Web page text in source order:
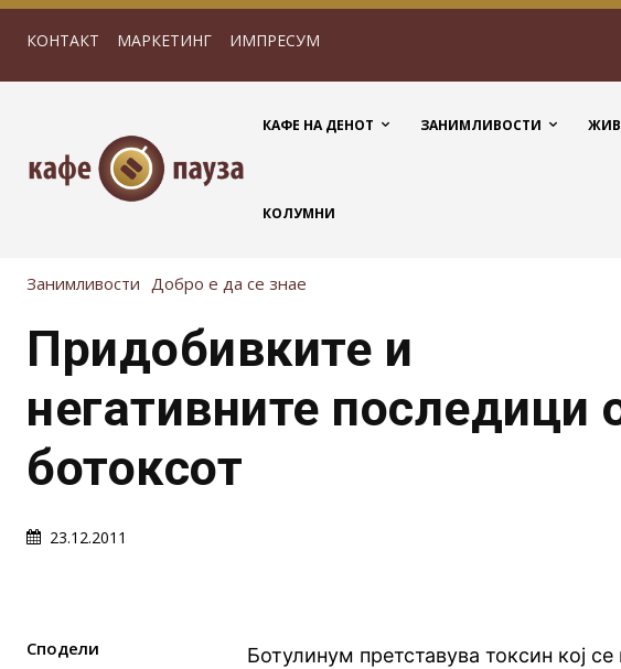
КОНТАКТ МАРКЕТИНГ ИМПРЕСУМ
КАФЕ НА ДЕНОТ ЗАНИМЛИВОСТИ
КОЛУМНИ
Занимливости Добро е да се знае
Придобивките и
негативните последици
ботоксот
23.12.2011
Сподели Ботулинум претставува токсин кој се